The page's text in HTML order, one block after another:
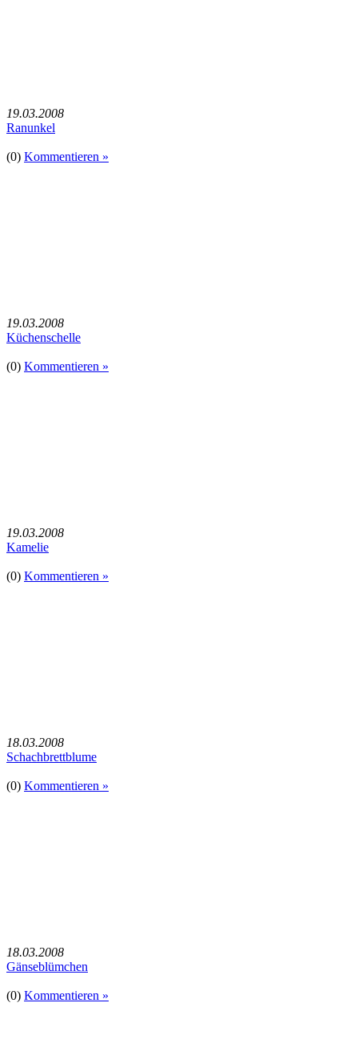
19.03.2008
Ranunkel
(0) Kommentieren »
19.03.2008
Küchenschelle
(0) Kommentieren »
19.03.2008
Kamelie
(0) Kommentieren »
18.03.2008
Schachbrettblume
(0) Kommentieren »
18.03.2008
Gänseblümchen
(0) Kommentieren »